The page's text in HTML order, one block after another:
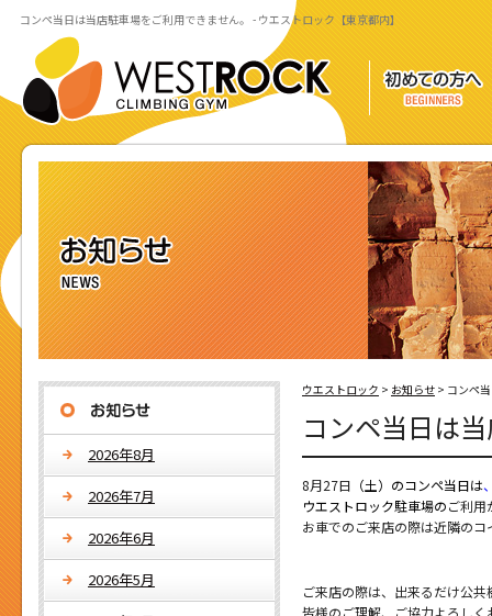
コンペ当日は当店駐車場をご利用できません。 - ウエストロック【東京都内】
ウエストロック > お知らせ > コンペ
コンペ当日は
8月27日 （土）のコンペ当日は
ウエストロック駐車場のご利用
お車でのご来店の際は近隣の
ご来店の際は、出来るだけ公
皆様のご理解、ご協力よろしく
2026年8月
2026年7月
2026年6月
2026年5月